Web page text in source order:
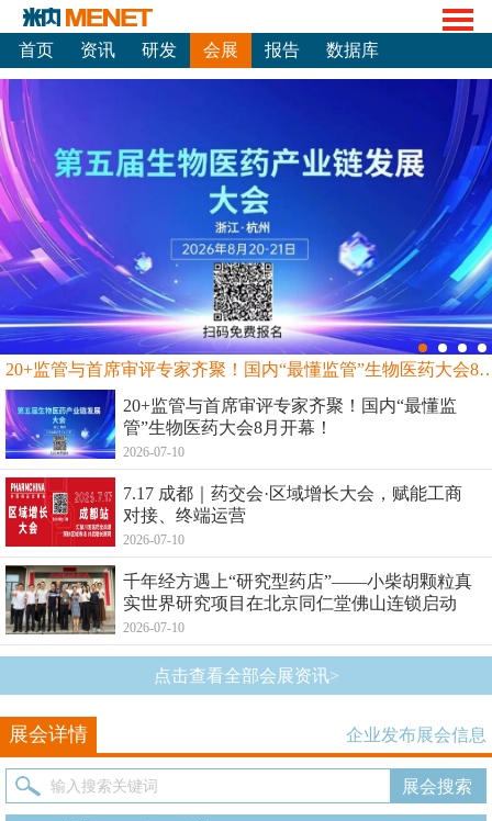
首页 资讯 研发 会展 报告 数据库
20+监管与首席审评专家齐聚！国内“最
20+监管与首席审评专家齐聚！国内“最懂监
管”生物医药大会8月开幕！
2026-07-10
7.17 成都｜药交会·区域增长大会，赋能工商
对接、终端运营
2026-07-10
千年经方遇上“研究型药店”——小柴胡颗粒真
实世界研究项目在北京同仁堂佛山连锁启动
2026-07-10
点击查看全部会展资讯>
展会详情 企业发布展会信息